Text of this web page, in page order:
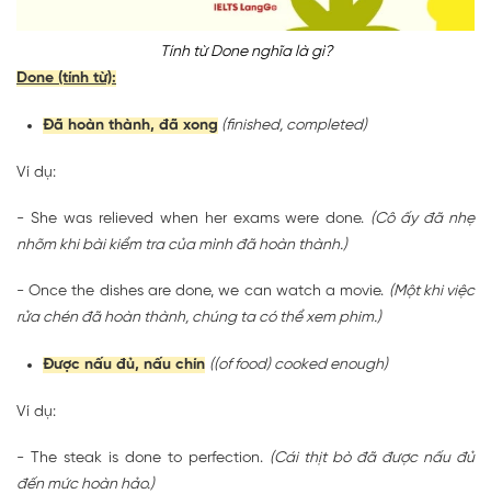
Tính từ Done nghĩa là gì?
Done (tính từ):
Đã hoàn thành, đã xong (finished, completed)
Ví dụ:
- She was relieved when her exams weredone. (Cô ấy đã nhẹ
nhõm khi bài kiểm tra của mình đã hoàn thành.)
- Once the dishes aredone, we can watch a movie. (Một khi việc
rửa chén đã hoàn thành, chúng ta có thể xem phim.)
Được nấu đủ, nấu chín ((of food) cooked enough)
Ví dụ:
- The steak is done to perfection. (Cái thịt bò đã được nấu đủ
đến mức hoàn hảo.)